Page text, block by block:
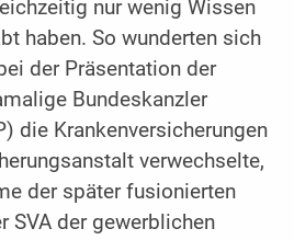
nur wenig Wissen
haben. So wunderten sich
der Präsentation der
Bundeskanzler
die Krankenversicherungen
verwechselte,
der später fusionierten
SVA der gewerblichen